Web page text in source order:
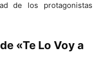
de los protagonistas
«Te Lo Voy a